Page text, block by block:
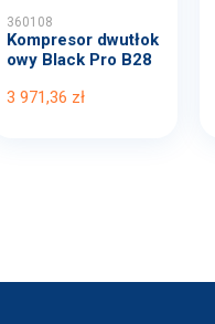
360108
Kompresor dwutłok
owy Black Pro B28
3 971,36 zł